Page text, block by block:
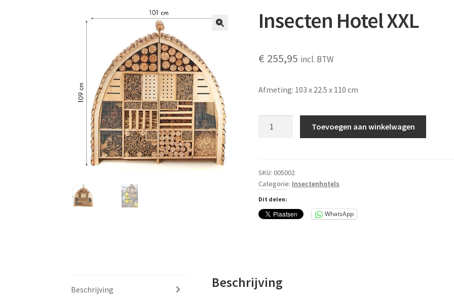
Insecten Hotel XXL
€ 255,95 incl. BTW
Afmeting: 103 x 22.5 x 110 cm
Toevoegen aan winkelwagen
SKU:005002
Categorie: Insectenhotels
Dit delen:
WhatsApp
Beschrijving Beschrijving